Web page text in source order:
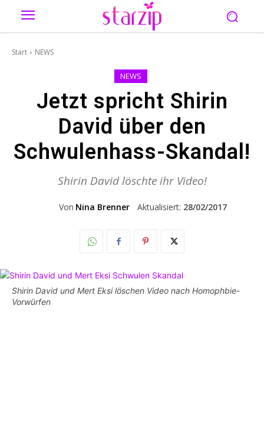
Start NEWS
NEWS
Jetzt spricht Shirin
David über den
Schwulenhass-Skandal!
Shirin David löschte ihr Video!
Von Nina Brenner Aktualisiert: 28/02/2017
Shirin David und Mert Eksi löschen Video nach Homophbie-
Vorwürfen